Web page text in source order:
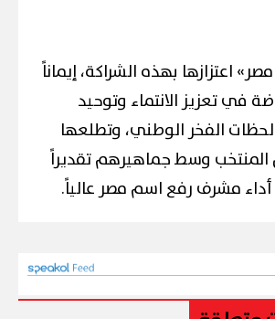
اعتزازها بهذه الشراكة، إيماناً
في تعزيز الانتماء وتوحيد
الفخر الوطني، وتطلعها
المنتخب وسط جماهيرهم تقديراً
مشرف رفع اسم مصر عالياً.